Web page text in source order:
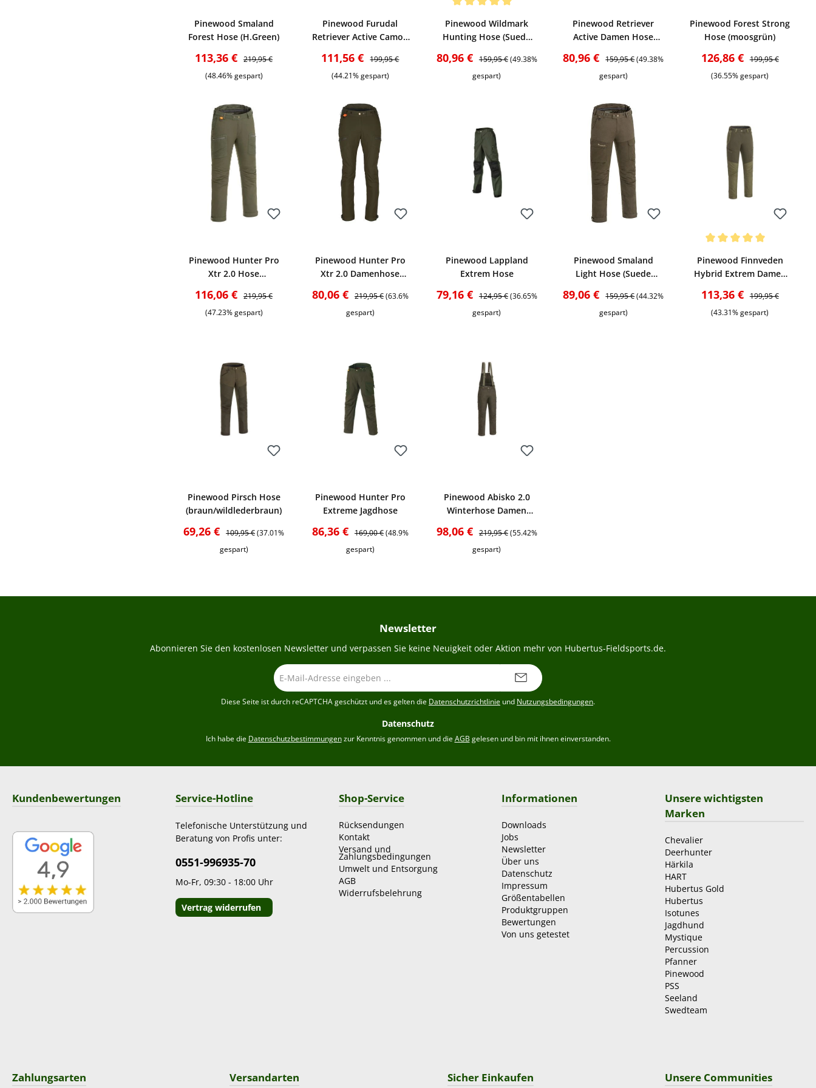
Pinewood Smaland
Forest Hose (H.Green)
Verkaufspreis:
113,36 € Regulärer Preis:
219,95 €
(48.46% gespart)
Pinewood Furudal
Retriever Active Camou
Verkaufspreis:
111,56 € Regulärer Preis:
199,95 €
(44.21% gespart)
Bewerten
Pinewood Wildmark
Hunting Hose (Suede
Verkaufspreis:
80,96 € Regulärer Preis:
159,95 €(49.38%
gespart)
Pinewood Retriever
Active Damen Hose
Verkaufspreis:
80,96 € Regulärer Preis:
159,95 €(49.38%
gespart)
Pinewood Forest Strong
Hose (moosgrün)
Verkaufspreis:
126,86 € Regulärer Preis:
199,95 €
(36.55% gespart)
Pinewood Hunter Pro
Xtr 2.0 Hose
Verkaufspreis:
116,06 € Regulärer Preis:
219,95 €
(47.23% gespart)
Pinewood Hunter Pro
Xtr 2.0 Damenhose
Verkaufspreis:
80,06 € Regulärer Preis:
219,95 €(63.6%
gespart)
Pinewood Lappland
Extrem Hose
Verkaufspreis:
79,16 € Regulärer Preis:
124,95 €(36.65%
gespart)
Pinewood Smaland
Light Hose (Suede
Verkaufspreis:
89,06 € Regulärer Preis:
159,95 €(44.32%
gespart)
Bewerten
Pinewood Finnveden
Hybrid Extrem Damen
Verkaufspreis:
113,36 € Regulärer Preis:
199,95 €
(43.31% gespart)
Pinewood Pirsch Hose
(braun/wildlederbraun)
Verkaufspreis:
69,26 € Regulärer Preis:
109,95 €(37.01%
gespart)
Pinewood Hunter Pro
Extreme Jagdhose
Verkaufspreis:
86,36 € Regulärer Preis:
169,00 €(48.9%
gespart)
Pinewood Abisko 2.0
Winterhose Damen
Verkaufspreis:
98,06 € Regulärer Preis:
219,95 €(55.42%
gespart)
Newsletter
Abonnieren Sie den kostenlosen Newsletter und verpassen Sie keine Neuigkeit oder Aktion mehr von Hubertus-Fieldsports.de.
E-
Mail-
Adresse
Diese Seite ist durch reCAPTCHA geschützt und es gelten die Datenschutzrichtlinie und Nutzungsbedingungen.
Datenschutz
Ich habe die Datenschutzbestimmungenzur Kenntnis genommen und dieAGB gelesen und bin mit ihnen einverstanden.
Service-Hotline
Telefonische Unterstützung und
Beratung von Profis unter:
0551-996935-70
Mo-Fr, 09:30 - 18:00 Uhr
Vertrag widerrufen
Shop-Service
Rücksendungen
Kontakt
Versand und
Zahlungsbedingungen
Umwelt und Entsorgung
AGB
Widerrufsbelehrung
Informationen
Downloads
Jobs
Newsletter
Über uns
Datenschutz
Impressum
Größentabellen
Produktgruppen
Bewertungen
Von uns getestet
Unsere wichtigsten
Marken
Chevalier
Deerhunter
Härkila
HART
Hubertus Gold
Hubertus
Isotunes
Jagdhund
Mystique
Percussion
Pfanner
Pinewood
PSS
Seeland
Swedteam
Sicher Einkaufen
Kundenbewertungen
Unsere Communities
Zahlungsarten Versandarten